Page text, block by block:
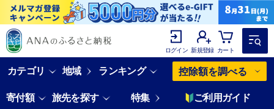
ログイン 新規登録 カート
カテゴリ 地域 ランキング 控除額を調べる
寄付額 旅先を探す 特集 ご利用ガイド